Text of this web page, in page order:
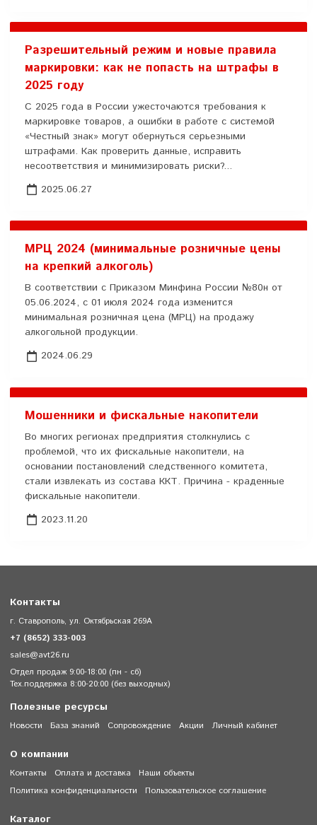
Разрешительный режим и новые правила
маркировки: как не попасть на штрафы в
2025 году
С 2025 года в России ужесточаются требования к
маркировке товаров, а ошибки в работе с системой
«Честный знак» могут обернуться серьезными
штрафами. Как проверить данные, исправить
несоответствия и минимизировать риски?...
2025.06.27
МРЦ 2024 (минимальные розничные цены
на крепкий алкоголь)
В соответствии с Приказом Минфина России №80н от
05.06.2024, с 01 июля 2024 года изменится
минимальная розничная цена (МРЦ) на продажу
алкогольной продукции.
2024.06.29
Мошенники и фискальные накопители
Во многих регионах предприятия столкнулись с
проблемой, что их фискальные накопители, на
основании постановлений следственного комитета,
стали извлекать из состава ККТ. Причина - краденные
фискальные накопители.
2023.11.20
Полезные ресурсы
Новости База знаний Сопровождение Акции Личный кабинет
О компании
Контакты Оплата и доставка
Наши объекты
Политика конфиденциальности
Пользовательское соглашение
Каталог
Контакты
г. Ставрополь, ул. Октябрьская 269А
+7 (8652) 333-003
sales@avt26.ru
Отдел продаж 9:00-18:00 (пн - сб)
Тех.поддержка 8:00-20:00 (без выходных)